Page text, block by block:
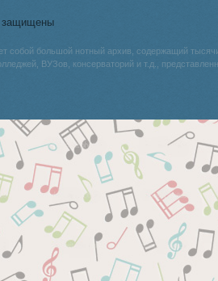
защищены
собой большой нотный архив, содержащий
ВУЗов, консерваторий и т.д.,